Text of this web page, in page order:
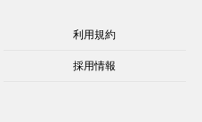
利用規約
採用情報